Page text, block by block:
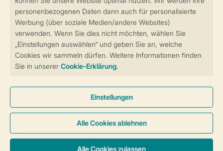
Sicherstellung Deiner Privatsphäre
Sichere Datenübertragung
Sicheres Bezahlen
Cookies und Banner
Barrierefreiheit
© 2026 Landal GreenParks GmbH